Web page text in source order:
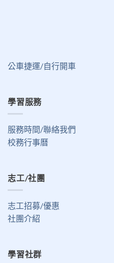
公車捷運/自行開車
學習服務
服務時間/聯絡我們
校務行事曆
志工/社團
志工招募/優惠
社團介紹
學習社群